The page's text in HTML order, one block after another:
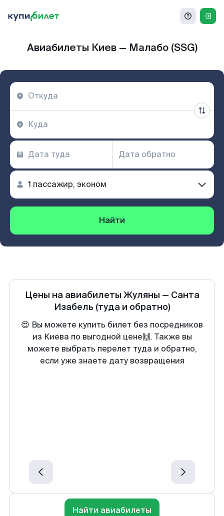
Авиабилеты Киев — Малабо (SSG)
Найти
Цены на авиабилеты Жуляны — Санта
Изабель (туда и обратно)
😍 Вы можете купить билет без посредников
из Киева по выгодной цене🙌. Также вы
можете выбрать перелет туда и обратно,
если уже знаете дату возвращения
Найти авиабилеты